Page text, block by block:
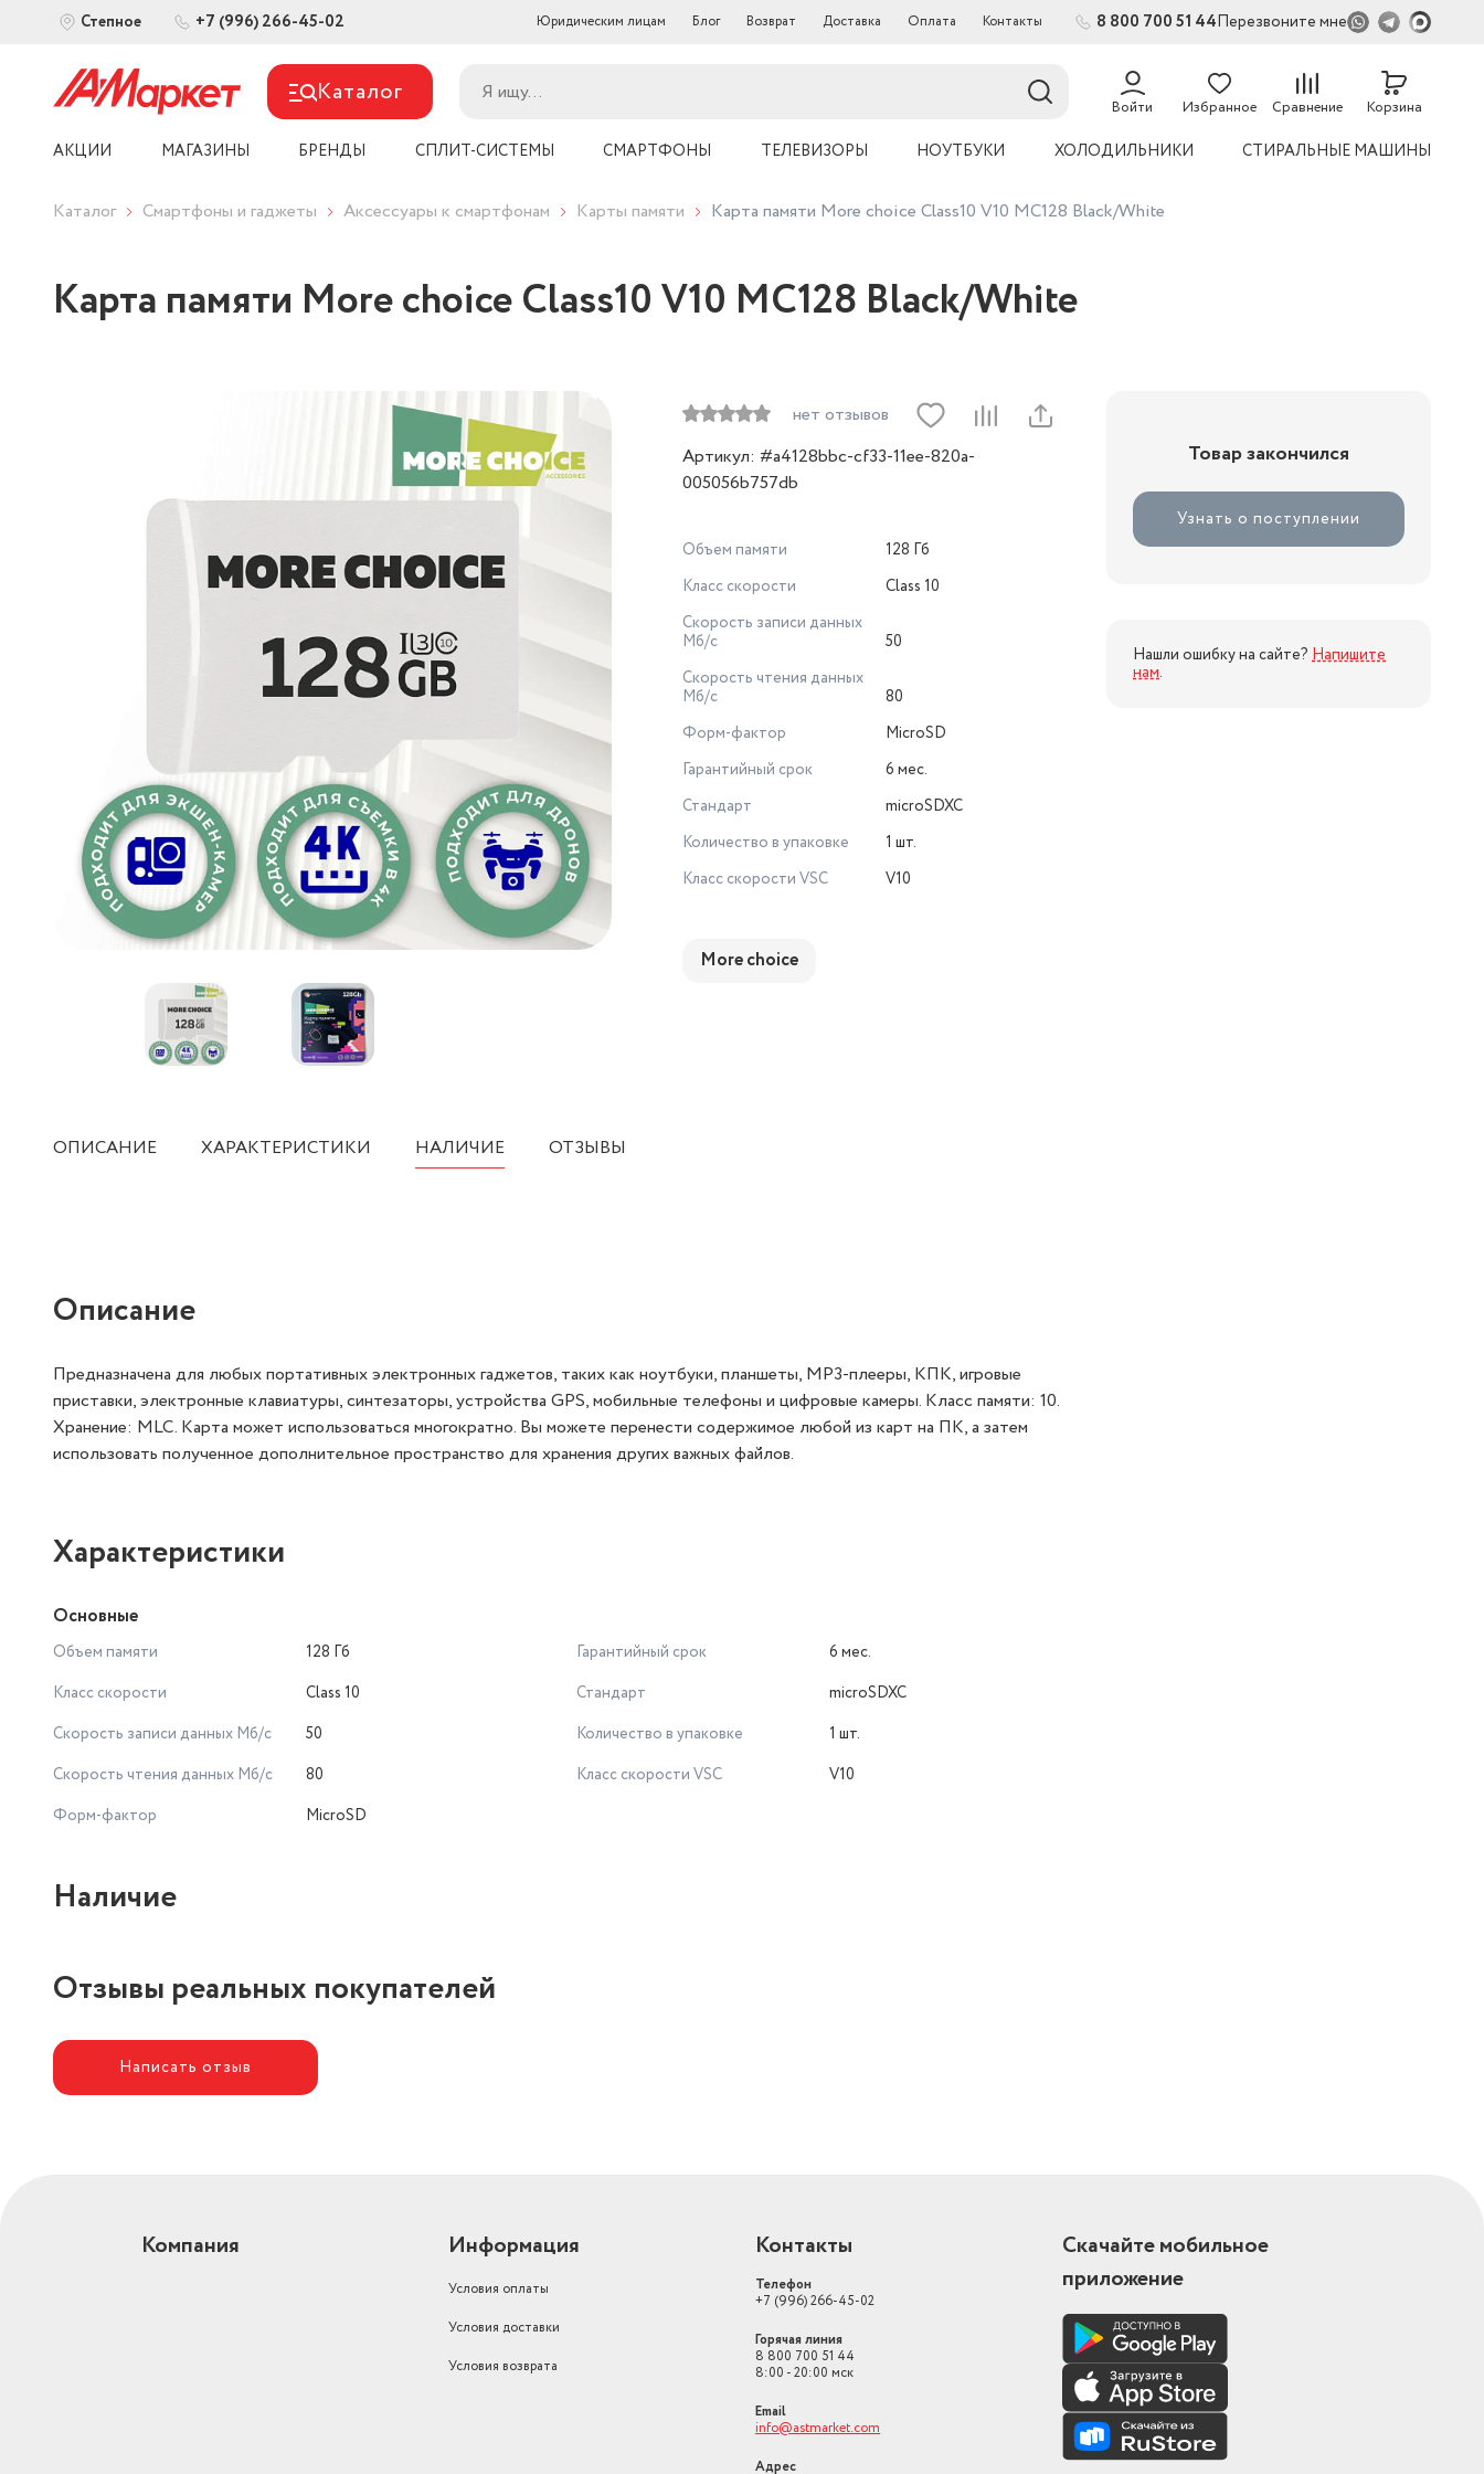
Степное +7 (996) 266-45-02 Юридическим лицам Блог Возврат Доставка Оплата Контакты 8 800 700 51 44Перезвоните мне
Каталог Войти Избранное Сравнение
54
Корзина
АКЦИИ МАГАЗИНЫ БРЕНДЫ СПЛИТ-СИСТЕМЫ СМАРТФОНЫ ТЕЛЕВИЗОРЫ НОУТБУКИ ХОЛОДИЛЬНИКИ СТИРАЛЬНЫЕ МАШИНЫ
Каталог Смартфоны и гаджеты Аксессуары к смартфонам Карты памяти Карта памяти More choice Class10 V10 MC128 Black/White
Карта памяти More choice Class10 V10 MC128 Black/White
нет отзывов
Артикул: #a4128bbc-cf33-11ee-820a-
005056b757db
Объем памяти
128 Гб
Класс скорости
Class 10
Скорость записи данных
Мб/с
50
Скорость чтения данных
Мб/с
80
Форм-фактор
MicroSD
Гарантийный срок
6 мес.
Стандарт
microSDXC
Количество в упаковке
1 шт.
Класс скорости VSC
V10
More choice
Товар закончился
Узнать о поступлении
Нашли ошибку на сайте? Напишите
нам.
ОПИСАНИЕ ХАРАКТЕРИСТИКИ НАЛИЧИЕ ОТЗЫВЫ
Описание
Предназначена для любых портативных электронных гаджетов, таких как ноутбуки, планшеты, MP3-плееры, КПК, игровые
приставки, электронные клавиатуры, синтезаторы, устройства GPS, мобильные телефоны и цифровые камеры. Класс памяти: 10.
Хранение: MLC. Карта может использоваться многократно. Вы можете перенести содержимое любой из карт на ПК, а затем
использовать полученное дополнительное пространство для хранения других важных файлов.
Характеристики
Основные
Объем памяти
128 Гб
Класс скорости
Class 10
Скорость записи данных Мб/с
50
Скорость чтения данных Мб/с
80
Форм-фактор
MicroSD
Гарантийный срок
6 мес.
Стандарт
microSDXC
Количество в упаковке
1 шт.
Класс скорости VSC
V10
Наличие
Отзывы реальных покупателей
Написать отзыв
Компания Информация
Условия оплаты
Условия доставки
Условия возврата
Контакты
Телефон
+7 (996) 266-45-02
Горячая линия
8 800 700 51 44
8:00 - 20:00 мск
Email
info@astmarket.com
Адрес
Скачайте мобильное
приложение